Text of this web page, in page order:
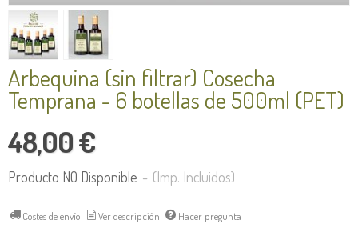
Arbequina (sin filtrar) Cosecha
Temprana - 6 botellas de 500ml (PET)
48,00 €
Producto NO Disponible - (Imp. Incluidos)
Costes de envío Ver descripción Hacer pregunta